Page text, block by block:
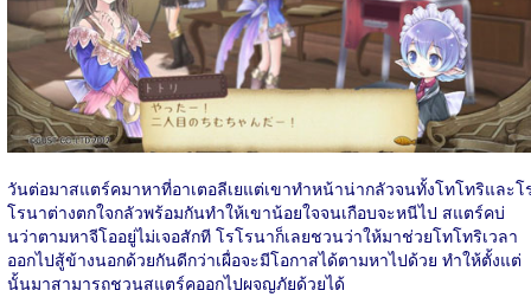
วันต่อมาสแตร์คมาหาที่อาเตอลีเยแต่เขาทำหน้าน่ากลัวจนทั้งโทโทริและโ
โรนาต่างตกใจกลัวพร้อมกันทำให้เขาน้อยใจจนเกือบจะหนีไป สแตร์คบ่
นว่าตามหาจีโออยู่ไม่เจอสักที โรโรนาก็เลยชวนว่าให้มาช่วยโทโทริเวลา
ออกไปสู้ข้างนอกด้วยกันดีกว่าเผื่อจะมีโอกาสได้ตามหาไปด้วย ทำให้ตั้งแต่
นั้นมาสามารถชวนสแตร์คออกไปผจญภัยด้วยได้